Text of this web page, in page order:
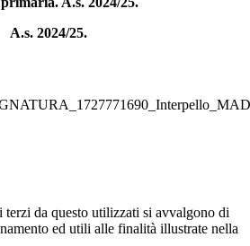
A.s. 2024/25.
terzi da questo utilizzati si avvalgono di
ed utili alle finalità illustrate nella